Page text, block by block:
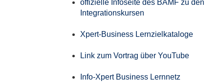
offizielle Infoseite des BAMF zu den
Integrationskursen
Xpert-Business Lernzielkataloge
Link zum Vortrag über YouTube
Info-Xpert Business Lernnetz